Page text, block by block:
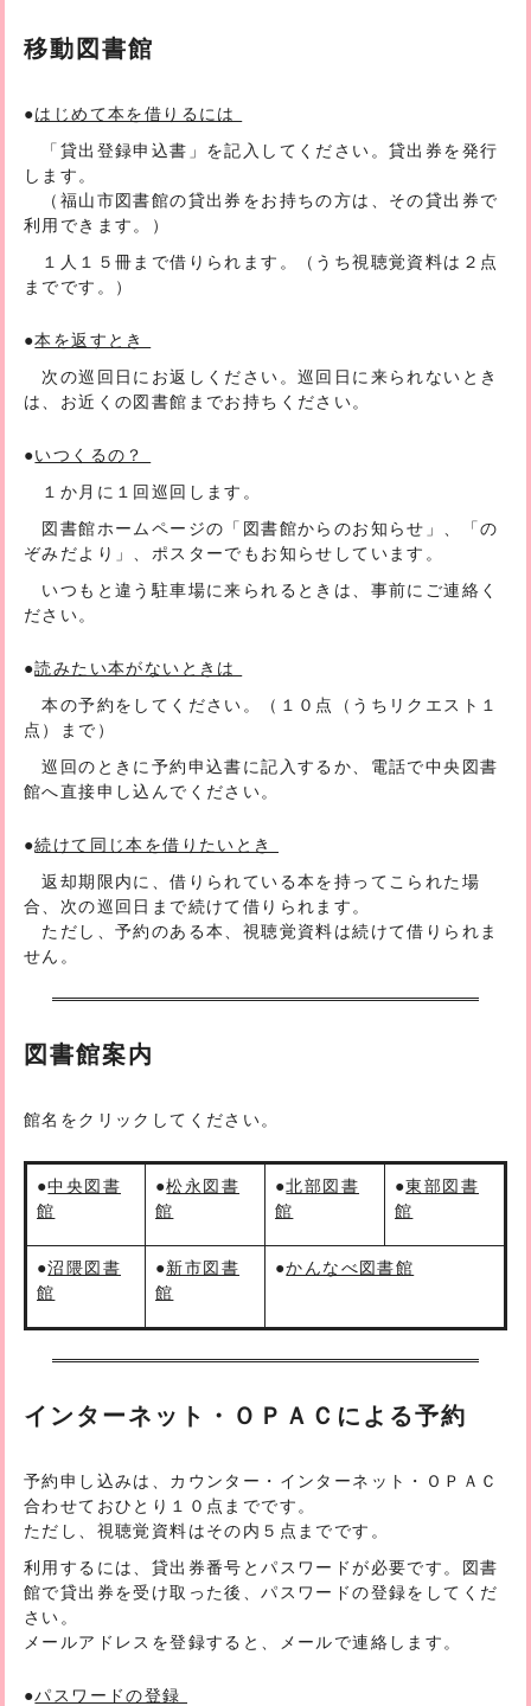
移動図書館
●はじめて本を借りるには
「貸出登録申込書」を記入してください。貸出券を発行
します。
（福山市図書館の貸出券をお持ちの方は、その貸出券で
利用できます。）
１人１５冊まで借りられます。（うち視聴覚資料は２点
までです。）
●本を返すとき
次の巡回日にお返しください。巡回日に来られないとき
は、お近くの図書館までお持ちください。
●いつくるの？
１か月に１回巡回します。
図書館ホームページの「図書館からのお知らせ」、「の
ぞみだより」、ポスターでもお知らせしています。
いつもと違う駐車場に来られるときは、事前にご連絡く
ださい。
●読みたい本がないときは
本の予約をしてください。（１０点（うちリクエスト１
点）まで）
巡回のときに予約申込書に記入するか、電話で中央図書
館へ直接申し込んでください。
●続けて同じ本を借りたいとき
返却期限内に、借りられている本を持ってこられた場
合、次の巡回日まで続けて借りられます。
ただし、予約のある本、視聴覚資料は続けて借りられま
せん。
図書館案内
館名をクリックしてください。
●中央図書
館
●松永図書
館
●北部図書
館
●東部図書
館
●沼隈図書
館
●新市図書
館
●かんなべ図書館
インターネット・ＯＰＡＣによる予約
予約申し込みは、カウンター・インターネット・ＯＰＡＣ
合わせておひとり１０点までです。
ただし、視聴覚資料はその内５点までです。
利用するには、貸出券番号とパスワードが必要です。図書
館で貸出券を受け取った後、パスワードの登録をしてくだ
さい。
メールアドレスを登録すると、メールで連絡します。
●パスワードの登録